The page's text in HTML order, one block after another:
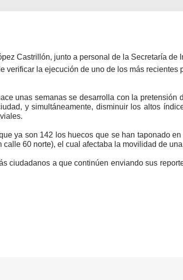
Castrillón, junto a personal de la Secretaría
verificar la ejecución de uno de los más
unas semanas se desarrolla con la
y simultáneamente, disminuir los altos
ya son 142 los huecos que se han taponado
calle 60 norte), el cual afectaba la movilidad de
ciudadanos a que continúen enviando sus